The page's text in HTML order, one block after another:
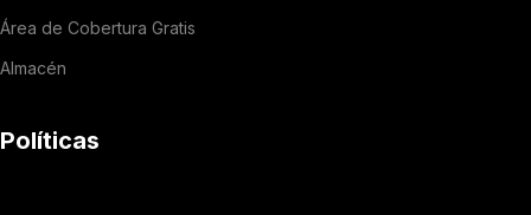
Área de Cobertura Gratis
Almacén
Políticas